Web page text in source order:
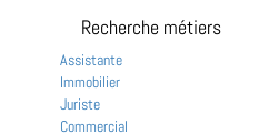
Recherche métiers
Assistante
Immobilier
Juriste
Commercial